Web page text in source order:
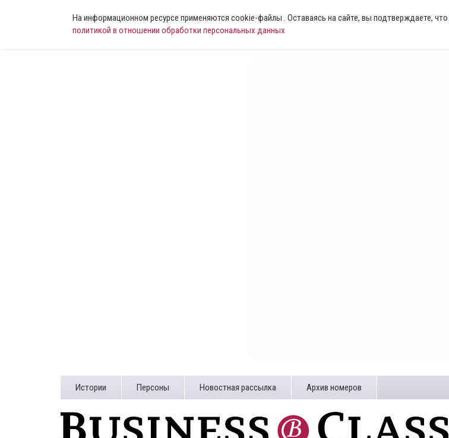
На информационном ресурсе применяются cookie-файлы . Оставаясь на сайте, вы подтверждаете, что
политикой в отношении обработки персональных данных
Истории Персоны Новостная рассылка Архив номеров